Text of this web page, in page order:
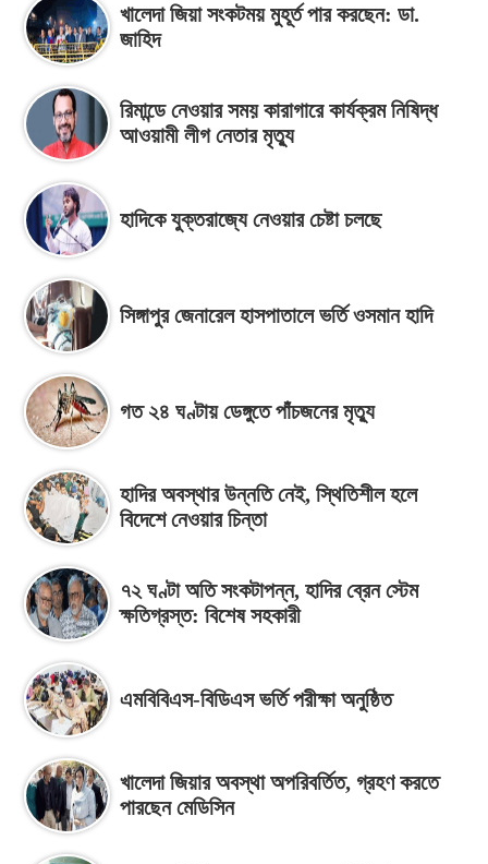
খালেদা জিয়া সংকটময় মুহূর্ত পার করছেন: ডা.
জাহিদ
রিমান্ডে নেওয়ার সময় কারাগারে কার্যক্রম নিষিদ্ধ
আওয়ামী লীগ নেতার মৃত্যু
হাদিকে যুক্তরাজ্যে নেওয়ার চেষ্টা চলছে
সিঙ্গাপুর জেনারেল হাসপাতালে ভর্তি ওসমান হাদি
গত ২৪ ঘণ্টায় ডেঙ্গুতে পাঁচজনের মৃত্যু
হাদির অবস্থার উন্নতি নেই, স্থিতিশীল হলে
বিদেশে নেওয়ার চিন্তা
৭২ ঘণ্টা অতি সংকটাপন্ন, হাদির ব্রেন স্টেম
ক্ষতিগ্রস্ত: বিশেষ সহকারী
এমবিবিএস-বিডিএস ভর্তি পরীক্ষা অনুষ্ঠিত
খালেদা জিয়ার অবস্থা অপরিবর্তিত, গ্রহণ করতে
পারছেন মেডিসিন